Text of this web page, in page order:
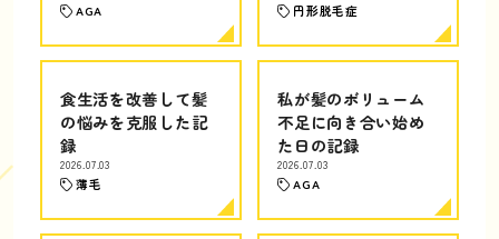
AGA 円形脱毛症
食生活を改善して髪
の悩みを克服した記
録
2026.07.03
薄毛
私が髪のボリューム
不足に向き合い始め
た日の記録
2026.07.03
AGA